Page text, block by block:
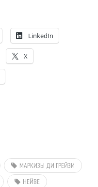
LinkedIn
X
МАРКИЗЫ ДИ ГРЕЙЗИ
НЕЙВЕ